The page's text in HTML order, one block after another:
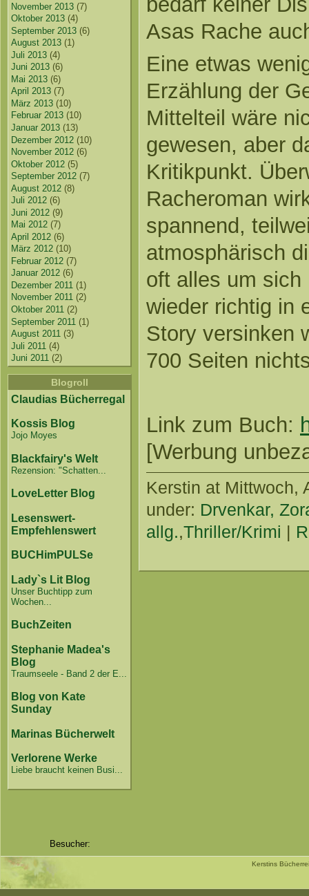
November 2013 (7)
Oktober 2013 (4)
September 2013 (6)
August 2013 (1)
Juli 2013 (4)
Juni 2013 (6)
Mai 2013 (6)
April 2013 (7)
März 2013 (10)
Februar 2013 (10)
Januar 2013 (13)
Dezember 2012 (10)
November 2012 (6)
Oktober 2012 (5)
September 2012 (7)
August 2012 (8)
Juli 2012 (6)
Juni 2012 (9)
Mai 2012 (7)
April 2012 (6)
März 2012 (10)
Februar 2012 (7)
Januar 2012 (6)
Dezember 2011 (1)
November 2011 (2)
Oktober 2011 (2)
September 2011 (1)
August 2011 (3)
Juli 2011 (4)
Juni 2011 (2)
Blogroll
Claudias Bücherregal
Kossis Blog
Jojo Moyes
Blackfairy's Welt
Rezension: "Schatten...
LoveLetter Blog
Lesenswert-
Empfehlenswert
BUCHimPULSe
Lady`s Lit Blog
Unser Buchtipp zum
Wochen...
BuchZeiten
Stephanie Madea's
Blog
Traumseele - Band 2 der E...
Blog von Kate
Sunday
Marinas Bücherwelt
Verlorene Werke
Liebe braucht keinen Busi...
Besucher:
Asas Rache
Eine etwas
Erzählung der
Mittelteil wäre
gewesen, aber
Kritikpunkt.
Racheroman
spannend,
atmosphärisch
oft alles um sich
wieder richtig in
Story versinken
700 Seiten
Link zum Buch:
[Werbung
Kerstin at Mittwoch,
under: Drvenkar,
allg.,Thriller/Krimi |
Kerstins